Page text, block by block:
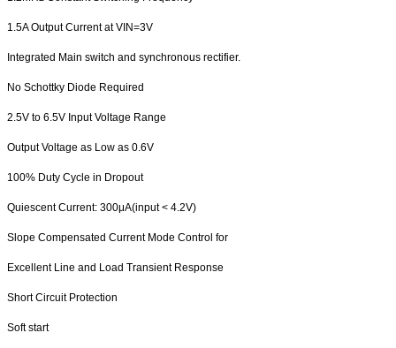
1.5A Output Current at VIN=3V
Integrated Main switch and synchronous rectifier.
No Schottky Diode Required
2.5V to 6.5V Input Voltage Range
Output Voltage as Low as 0.6V
100% Duty Cycle in Dropout
Quiescent Current: 300μA(input < 4.2V)
Slope Compensated Current Mode Control for
Excellent Line and Load Transient Response
Short Circuit Protection
Soft start